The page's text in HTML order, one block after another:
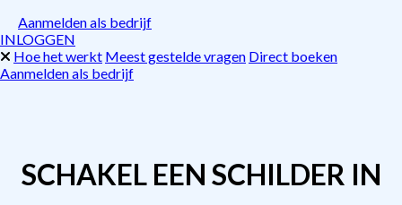
Aanmelden als bedrijf
INLOGGEN
Hoe het werkt Meest gestelde vragen Direct boeken
Aanmelden als bedrijf
SCHAKEL EEN SCHILDER IN